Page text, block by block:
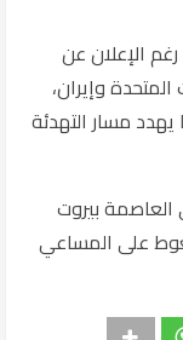
الإعلان عن
وإيران،
مسار التهدئة
العاصمة بيروت
على المساعي